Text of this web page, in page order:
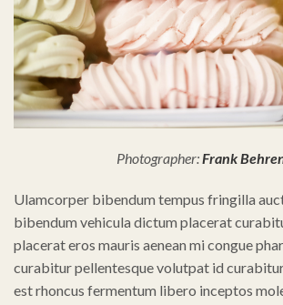
Photographer: Frank
Ulamcorper bibendum tempus fringilla
bibendum vehicula dictum placerat
placerat eros mauris aenean mi congue
curabitur pellentesque volutpat id
est rhoncus fermentum libero inceptos